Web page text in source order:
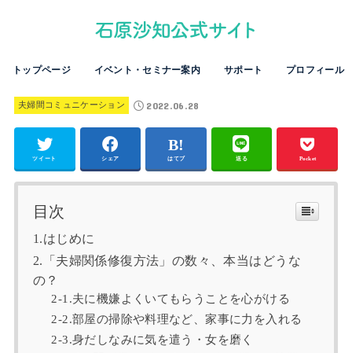
トップページ イベント・セミナー案内 サポート プロフィール
夫婦間コミュニケーション 2022.06.28
ツイート シェア はてブ 送る Pocket
目次
1.はじめに
2.「夫婦関係修復方法」の数々、本当はどうな
の？
2‐1.夫に機嫌よくいてもらうことを心がける
2‐2.部屋の掃除や料理など、家事に力を入れる
2‐3.身だしなみに気を遣う・女を磨く